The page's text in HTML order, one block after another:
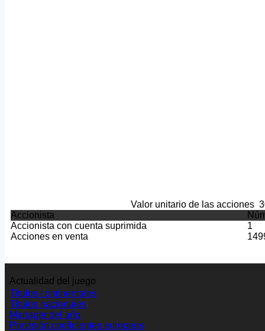
Valor unitario de las acciones
Accionista
Accionista con cuenta suprimida
1
Acciones en venta
Actualidad del juego
Títulos continentales
Títulos nacionales
Manager del año
Previsión coeficientes europeos